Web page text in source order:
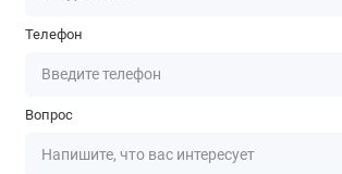
Телефон
Вопрос